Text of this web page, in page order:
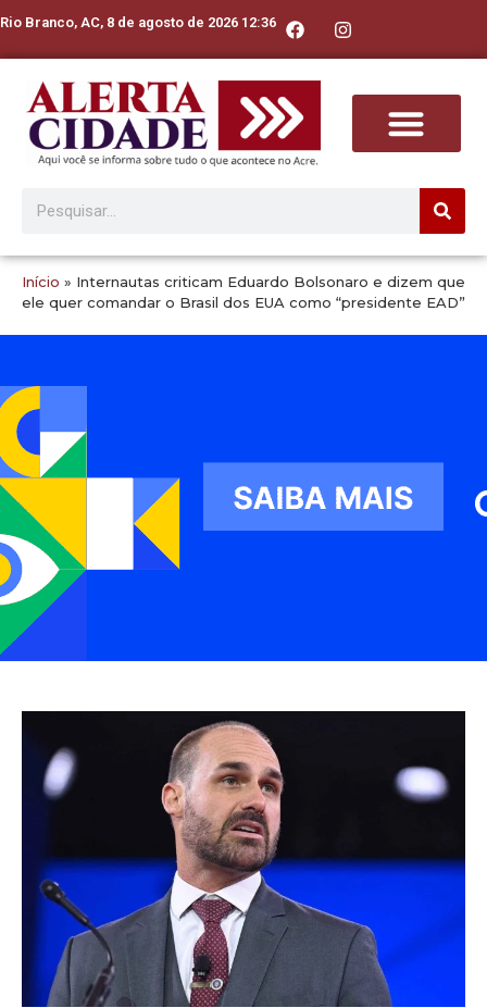
Rio Branco, AC, 8 de agosto de 2026 12:36
Início » Internautas criticam Eduardo Bolsonaro e dizem que
ele quer comandar o Brasil dos EUA como “presidente EAD”